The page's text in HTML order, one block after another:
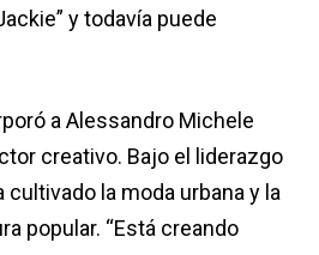
y todavía puede
a Alessandro Michele
creativo. Bajo el liderazgo
cultivado la moda urbana y la
popular. “Está creando